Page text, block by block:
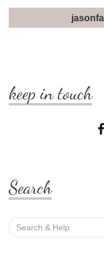
keep in touch
Search
Search
for: